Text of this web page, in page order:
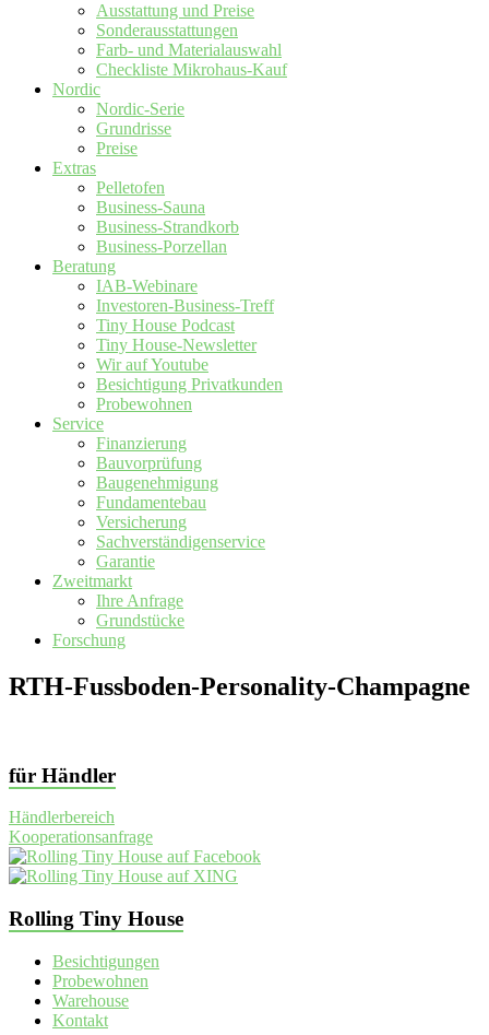
Ausstattung und Preise
Sonderausstattungen
Farb- und Materialauswahl
Checkliste Mikrohaus-Kauf
Nordic
Nordic-Serie
Grundrisse
Preise
Extras
Pelletofen
Business-Sauna
Business-Strandkorb
Business-Porzellan
Beratung
IAB-Webinare
Investoren-Business-Treff
Tiny House Podcast
Tiny House-Newsletter
Wir auf Youtube
Besichtigung Privatkunden
Probewohnen
Service
Finanzierung
Bauvorprüfung
Baugenehmigung
Fundamentebau
Versicherung
Sachverständigenservice
Garantie
Zweitmarkt
Ihre Anfrage
Grundstücke
Forschung
RTH-Fussboden-Personality-Champagne
für Händler
Händlerbereich
Kooperationsanfrage
Rolling Tiny House
Besichtigungen
Probewohnen
Warehouse
Kontakt